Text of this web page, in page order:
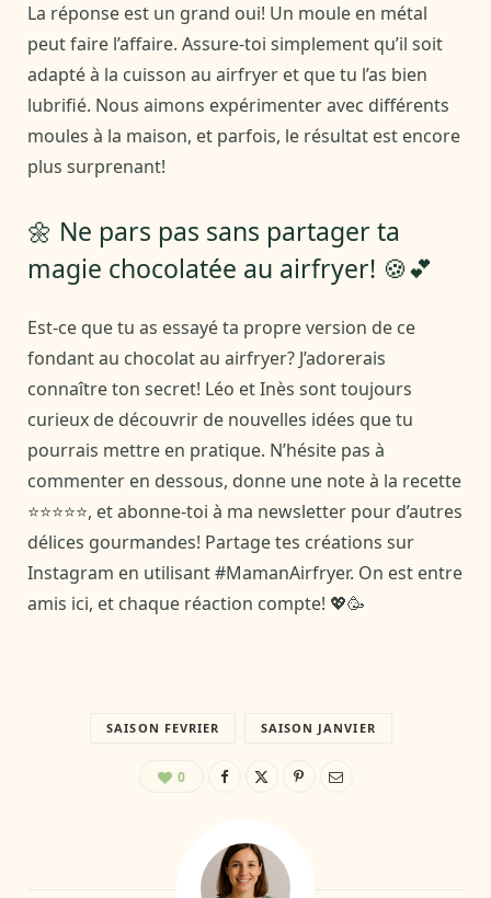
La réponse est un grand oui! Un moule en métal
peut faire l’affaire. Assure-toi simplement qu’il soit
adapté à la cuisson au airfryer et que tu l’as bien
lubrifié. Nous aimons expérimenter avec différents
moules à la maison, et parfois, le résultat est encore
plus surprenant!
🌼 Ne pars pas sans partager ta
magie chocolatée au airfryer! 🍪💕
Est-ce que tu as essayé ta propre version de ce
fondant au chocolat au airfryer? J’adorerais
connaître ton secret! Léo et Inès sont toujours
curieux de découvrir de nouvelles idées que tu
pourrais mettre en pratique. N’hésite pas à
commenter en dessous, donne une note à la recette
⭐⭐⭐⭐⭐, et abonne-toi à ma newsletter pour d’autres
délices gourmandes! Partage tes créations sur
Instagram en utilisant #MamanAirfryer. On est entre
amis ici, et chaque réaction compte! 💖🥳
SAISON FEVRIER SAISON JANVIER
0